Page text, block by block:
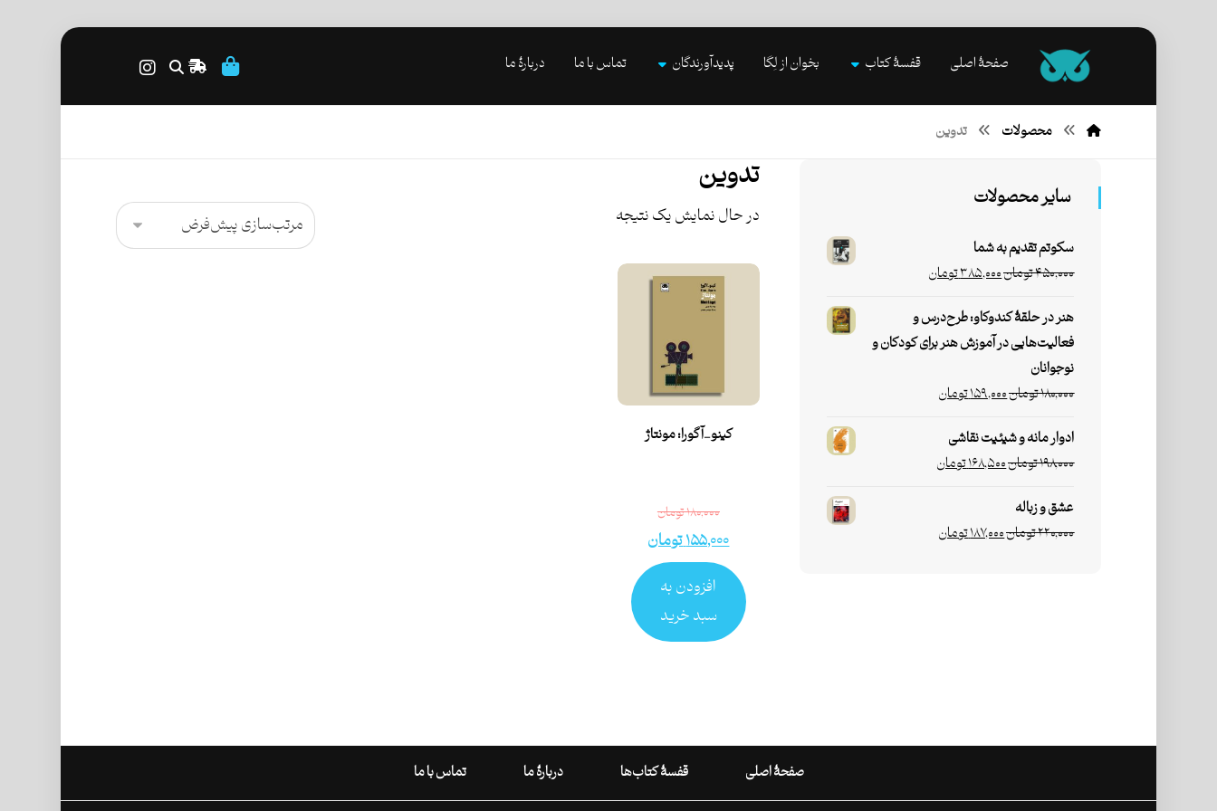
صفحۀ اصلی قفسۀ کتاب بخوان از لِگا پدیدآورندگان تماس با ما دربارۀ ما
محصولات تدوین
تدوین
در حال نمایش یک نتیجه
کینو_آگورا: مونتاژ
۱۸۰,۰۰۰تومان
۱۵۵,۰۰۰تومان
افزودن به
سبد خرید
سایر محصولات
سکوتم تقدیم به شما
۴۵۰,۰۰۰تومان۳۸۵,۰۰۰تومان
هنر در حلقۀ کندوکاو: طرح‌درس و
فعالیت‌هایی در آموزش هنر برای کودکان و
نوجوانان
۱۸۰,۰۰۰تومان۱۵۹,۰۰۰تومان
ادوار مانه و شیئیت نقاشی
۱۹۸,۰۰۰تومان۱۶۸,۵۰۰تومان
عشق و زباله
۲۲۰,۰۰۰تومان۱۸۷,۰۰۰تومان
صفحۀ اصلی قفسۀ کتاب‌ها دربارۀ ما تماس با ما